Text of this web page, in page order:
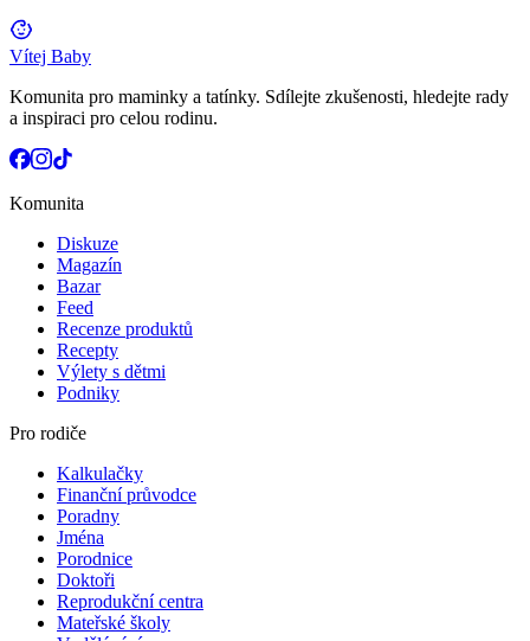
Vítej Baby
Komunita pro maminky a tatínky. Sdílejte zkušenosti, hledejte rady
a inspiraci pro celou rodinu.
Komunita
Diskuze
Magazín
Bazar
Feed
Recenze produktů
Recepty
Výlety s dětmi
Podniky
Pro rodiče
Kalkulačky
Finanční průvodce
Poradny
Jména
Porodnice
Doktoři
Reprodukční centra
Mateřské školy